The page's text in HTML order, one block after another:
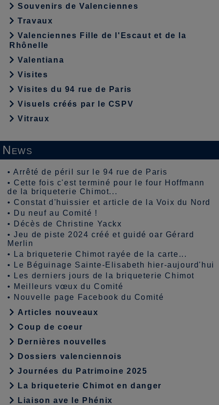
Souvenirs de Valenciennes
Travaux
Valenciennes Fille de l'Escaut et de la
Rhônelle
Valentiana
Visites
Visites du 94 rue de Paris
Visuels créés par le CSPV
Vitraux
News
•Arrêté de péril sur le 94 rue de Paris
• Cette fois c'est terminé pour le four Hoffmann
de la briqueterie Chimot...
• Constat d'huissier et article de la Voix du Nord
•
Du neuf au Comité !
•
Décès de Christine Yackx
•Jeu de piste 2024 créé et guidé oar Gérard
Merlin
•
La briqueterie Chimot rayée de la carte...
•
Le Béguinage Sainte-Elisabeth hier-aujourd'hui
•
Les derniers jours de la briqueterie Chimot
• Meilleurs vœux du Comité
• Nouvelle page Facebook du Comité
Articles nouveaux
Coup de coeur
Dernières nouvelles
Dossiers valenciennois
Journées du Patrimoine 2025
La briqueterie Chimot en danger
Liaison ave le Phénix